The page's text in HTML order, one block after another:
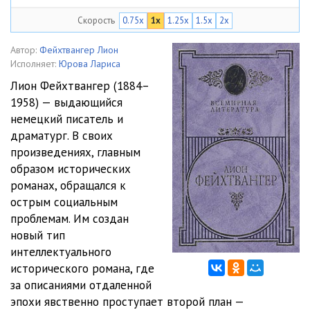
01_05_Missiya
02_01_Sluchay na mostu 27:48
19:32
02_03_Muskat v souse 16:36
02_04_Letchik 15:20
02_05_Deyanie 39:31
02_06_Tomitelnyy vecher 15:38
02_07_Pervye plody 20:43
03_01_Litso dyadi Prospera 16:27
03_02_Muki ozhidaniya
03_03_Zov svobody
Скорость 0.75x 1x 1.25x 1.5x 2x
Автор: Фейхтвангер Лион
Исполняет: Юрова Лариса
Лион Фейхтвангер (1884–
1958) — выдающийся
немецкий писатель и
драматург. В своих
произведениях, главным
образом исторических
романах, обращался к
острым социальным
проблемам. Им создан
новый тип
интеллектуального
исторического романа, где
за описаниями отдаленной
эпохи явственно проступает второй план —